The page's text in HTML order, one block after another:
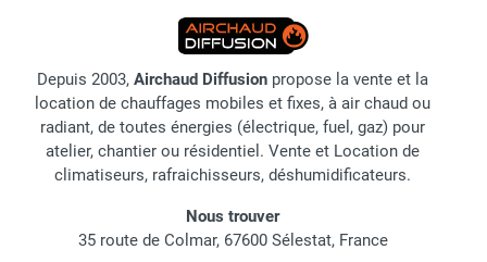
Depuis 2003, Airchaud Diffusion propose la vente et la
location de chauffages mobiles et fixes, à air chaud ou
radiant, de toutes énergies (électrique, fuel, gaz) pour
atelier, chantier ou résidentiel. Vente et Location de
climatiseurs, rafraichisseurs, déshumidificateurs.
Nous trouver
35 route de Colmar, 67600 Sélestat, France